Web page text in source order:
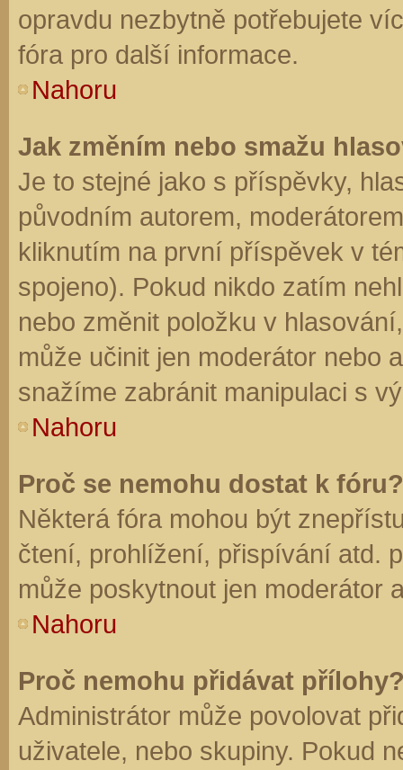
opravdu nezbytně potřebujete
fóra pro další informace.
Nahoru
Jak změním nebo smažu
Je to stejné jako s příspěvky,
původním autorem,
kliknutím na první příspěvek v
spojeno). Pokud nikdo zatím
nebo změnit položku v
může učinit jen moderátor nebo
snažíme zabránit manipulaci s
Nahoru
Proč se nemohu dostat k fóru?
Některá fóra mohou být
čtení, prohlížení, přispívání atd.
může poskytnout jen moderátor
Nahoru
Proč nemohu přidávat
Administrátor může povolovat
uživatele, nebo skupiny. Pokud